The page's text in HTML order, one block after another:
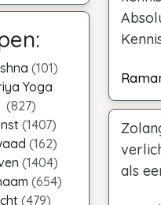
(101)
Yoga
(827)
(1407)
(162)
(1404)
(654)
(479)
als